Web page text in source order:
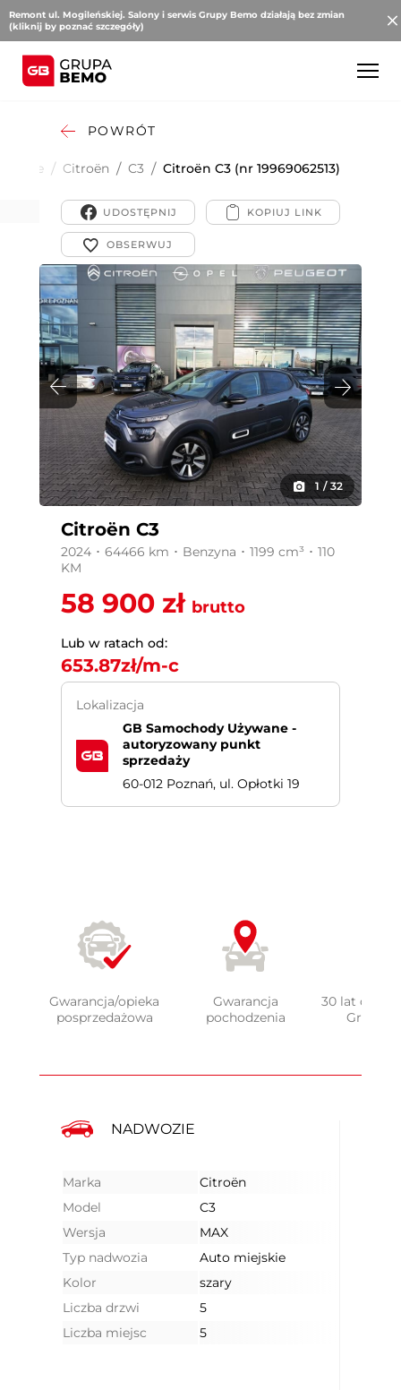
Remont ul. Mogileńskiej. Salony i serwis Grupy Bemo działają bez zmian
(kliknij by poznać szczegóły)
POWRÓT
/ Citroën / C3 / Citroën C3 (nr 19969062513)
1 / 32
UDOSTĘPNIJ
Gwarancja/opieka
posprzedażowa
Gwarancja
pochodzenia
30 lat
Grupy
NADWOZIE
Marka
Citroën
Model
C3
Wersja
MAX
Typ nadwozia
Auto miejskie
Kolor
szary
Liczba drzwi
5
Liczba miejsc
5
Citroën C3
2024 ･ 64466 km ･ Benzyna ･ 1199 cm³ ･ 110
KM
58 900 zł brutto
Lub w ratach od:
653.87zł/m-c
Lokalizacja
GB Samochody Używane -
autoryzowany punkt
sprzedaży
60-012 Poznań, ul. Opłotki 19